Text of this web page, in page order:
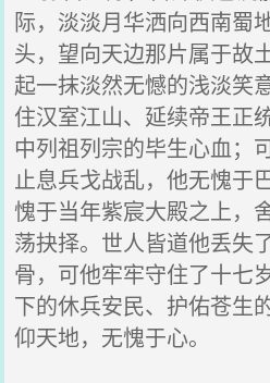
际，淡淡月华洒向西南蜀
头，望向天边那片属于故
起一抹淡然无憾的浅淡笑
住汉室江山、延续帝王正
中列祖列宗的毕生心血；
止息兵戈战乱，他无愧于
愧于当年紫宸大殿之上，
荡抉择。世人皆道他丢失
骨，可他牢牢守住了十七
下的休兵安民、护佑苍生
仰天地，无愧于心。